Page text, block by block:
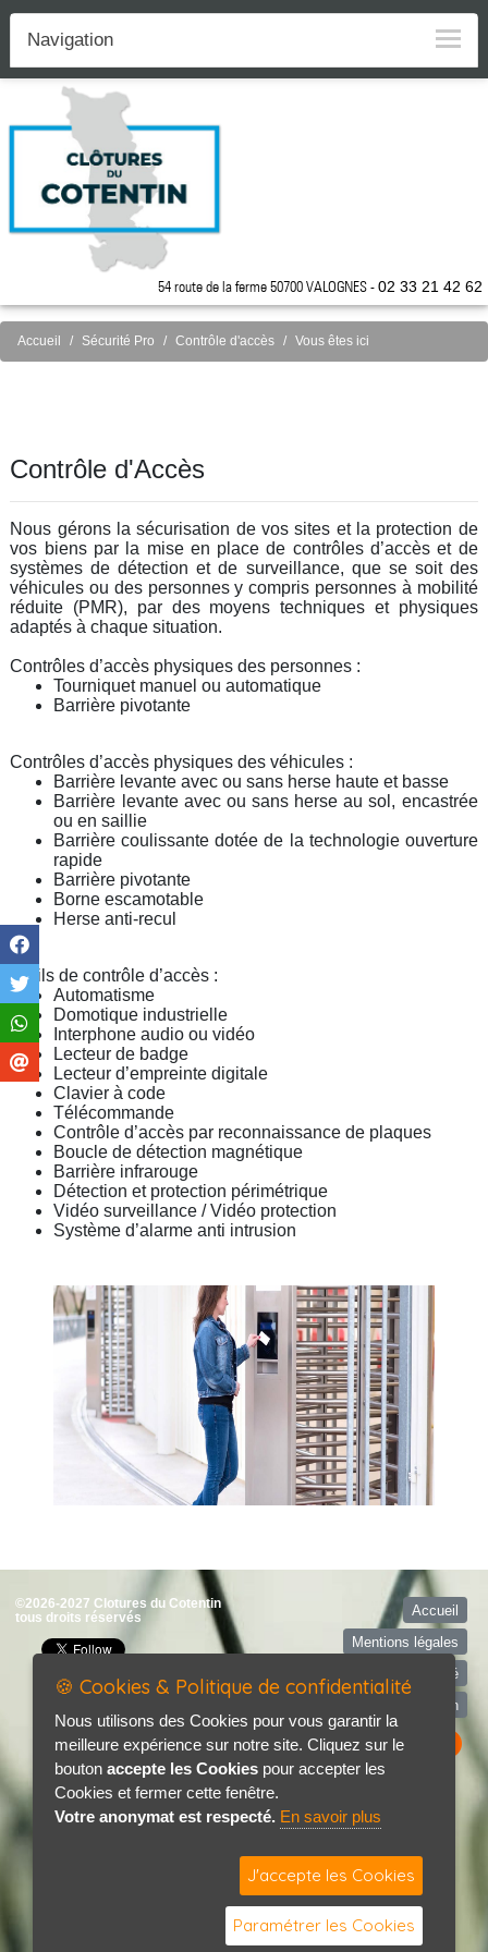
54 route de la ferme 50700 VALOGNES -02 33 21 42 62
Navigation
Accueil Sécurité Pro Contrôle d'accès Vous êtes ici
Contrôle d'Accès
Nous gérons la sécurisation de vos sites et la protection de
vos biens par la mise en place de contrôles d’accès et de
systèmes de détection et de surveillance, que se soit des
véhicules ou des personnes y compris personnes à mobilité
réduite (PMR), par des moyens techniques et physiques
adaptés à chaque situation.
Contrôles d’accès physiques des personnes :
Tourniquet manuel ou automatique
Barrière pivotante
Contrôles d’accès physiques des véhicules :
Barrière levante avec ou sans herse haute et basse
Barrière levante avec ou sans herse au sol, encastrée
ou en saillie
Barrière coulissante dotée de la technologie ouverture
rapide
Barrière pivotante
Borne escamotable
Herse anti-recul
Outils de contrôle d’accès :
Automatisme
Domotique industrielle
Interphone audio ou vidéo
Lecteur de badge
Lecteur d’empreinte digitale
Clavier à code
Télécommande
Contrôle d’accès par reconnaissance de plaques
Boucle de détection magnétique
Barrière infrarouge
Détection et protection périmétrique
Vidéo surveillance / Vidéo protection
Système d’alarme anti intrusion
©2026-2027 Clotures du Cotentin
tous droits réservés
Accueil
Mentions légales
Politique de confidentialité
Contact / Plan
🍪 Cookies & Politique de confidentialité
Nous utilisons des Cookies pour vous garantir la
meilleure expérience sur notre site. Cliquez sur le
bouton accepte les Cookies pour accepter les
Cookies et fermer cette fenêtre.
Votre anonymat est respecté. En savoir plus
J'accepte les Cookies
Paramétrer les Cookies